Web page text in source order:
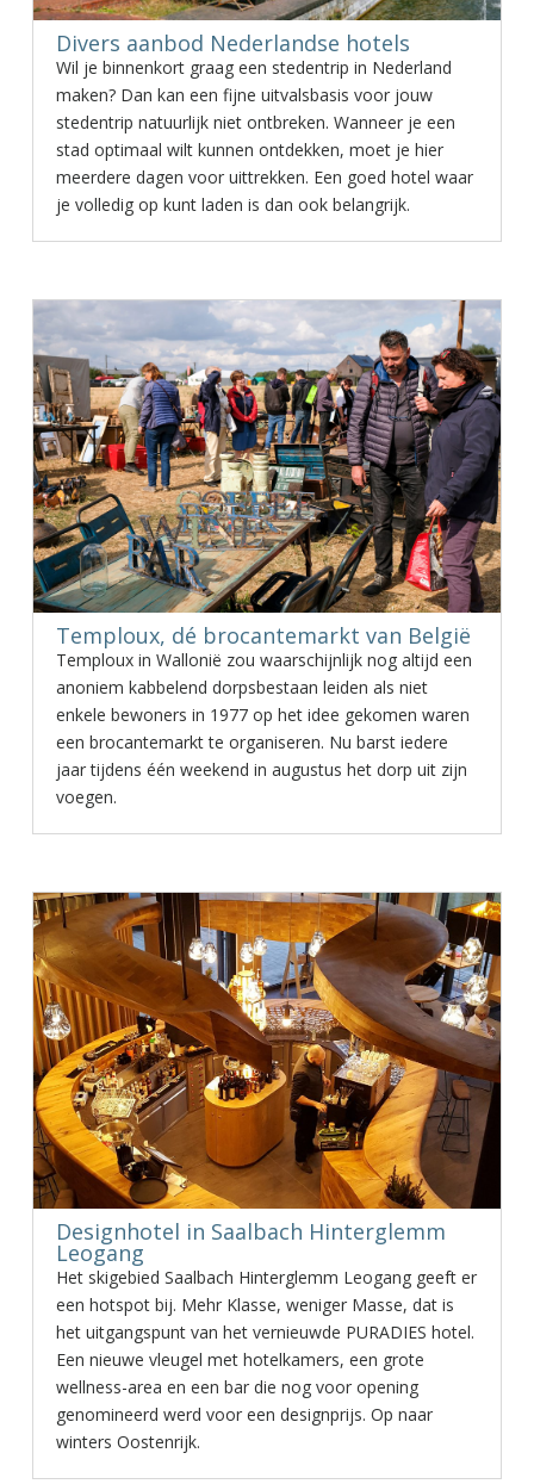
Divers aanbod Nederlandse hotels
Wil je binnenkort graag een stedentrip in Nederland
maken? Dan kan een fijne uitvalsbasis voor jouw
stedentrip natuurlijk niet ontbreken. Wanneer je een
stad optimaal wilt kunnen ontdekken, moet je hier
meerdere dagen voor uittrekken. Een goed hotel waar
je volledig op kunt laden is dan ook belangrijk.
Temploux, dé brocantemarkt van België
Temploux in Wallonië zou waarschijnlijk nog altijd een
anoniem kabbelend dorpsbestaan leiden als niet
enkele bewoners in 1977 op het idee gekomen waren
een brocantemarkt te organiseren. Nu barst iedere
jaar tijdens één weekend in augustus het dorp uit zijn
voegen.
Designhotel in Saalbach Hinterglemm
Leogang
Het skigebied Saalbach Hinterglemm Leogang geeft er
een hotspot bij. Mehr Klasse, weniger Masse, dat is
het uitgangspunt van het vernieuwde PURADIES hotel.
Een nieuwe vleugel met hotelkamers, een grote
wellness-area en een bar die nog voor opening
genomineerd werd voor een designprijs. Op naar
winters Oostenrijk.